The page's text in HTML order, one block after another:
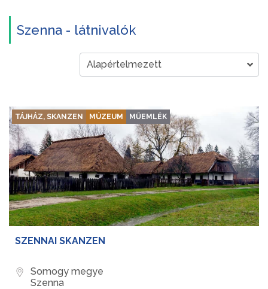
Szenna - látnivalók
TÁJHÁZ, SKANZEN MÚZEUM MŰEMLÉK
SZENNAI SKANZEN
Somogy megye
Szenna